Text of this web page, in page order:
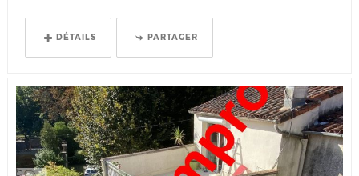
DÉTAILS PARTAGER